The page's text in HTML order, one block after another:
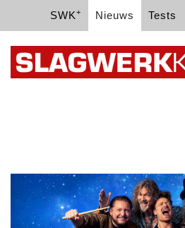
SWK+ Nieuws Tests